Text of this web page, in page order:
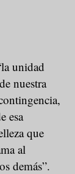
unidad
nuestra
esa
que
al
demás”.